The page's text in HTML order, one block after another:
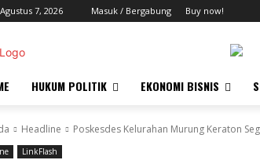
7, 2026 Masuk / Bergabung Buy now!
HUKUM POLITIK EKONOMI BISNIS
Headline Poskesdes Kelurahan Murung Keraton
LinkFlash